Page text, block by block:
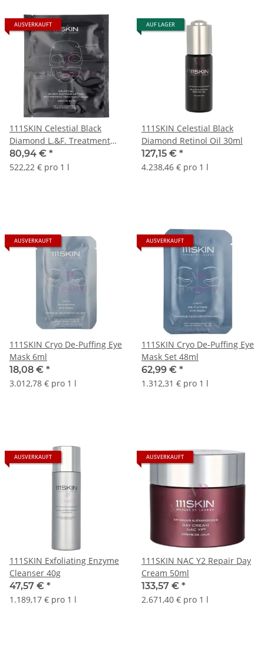
AUSVERKAUFT
111SKIN Celestial Black
Diamond L.&F. Treatment
Mask Set 155ml
80,94 € *
522,22 € pro 1 l
AUF LAGER
111SKIN Celestial Black
Diamond Retinol Oil 30ml
127,15 € *
4.238,46 € pro 1 l
AUSVERKAUFT
111SKIN Cryo De-Puffing Eye
Mask 6ml
18,08 € *
3.012,78 € pro 1 l
AUSVERKAUFT
111SKIN Cryo De-Puffing Eye
Mask Set 48ml
62,99 € *
1.312,31 € pro 1 l
AUSVERKAUFT
111SKIN Exfoliating Enzyme
Cleanser 40g
47,57 € *
1.189,17 € pro 1 l
AUSVERKAUFT
111SKIN NAC Y2 Repair Day
Cream 50ml
133,57 € *
2.671,40 € pro 1 l